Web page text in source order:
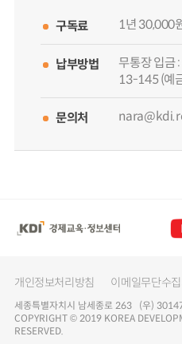
구독료 1년 30,000
납부방법
무통장 입
13-145 (예
문의처
개인정보처리방침 이메일무단수
세종특별자치시 남세종로 263 (우)
COPYRIGHT © 2019 KOREA
RESERVED.